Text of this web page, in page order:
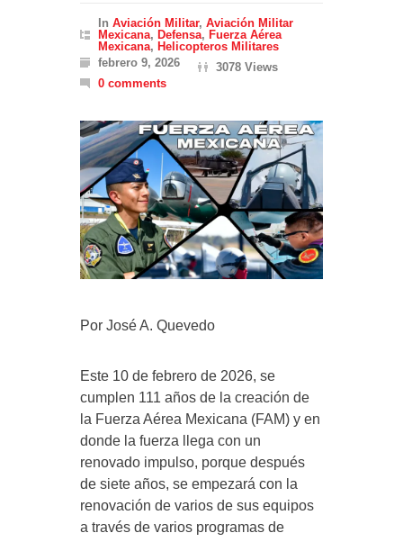
In Aviación Militar, Aviación Militar
Mexicana, Defensa, Fuerza Aérea
Mexicana, Helicopteros Militares
febrero 9, 2026
3078 Views
0 comments
Por José A. Quevedo
Este 10 de febrero de 2026, se
cumplen 111 años de la creación de
la Fuerza Aérea Mexicana (FAM) y en
donde la fuerza llega con un
renovado impulso, porque después
de siete años, se empezará con la
renovación de varios de sus equipos
a través de varios programas de